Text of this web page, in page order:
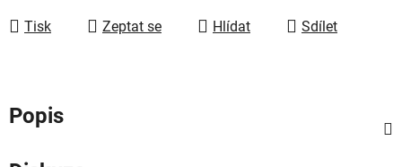
Tisk Zeptat se Hlídat Sdílet
Popis